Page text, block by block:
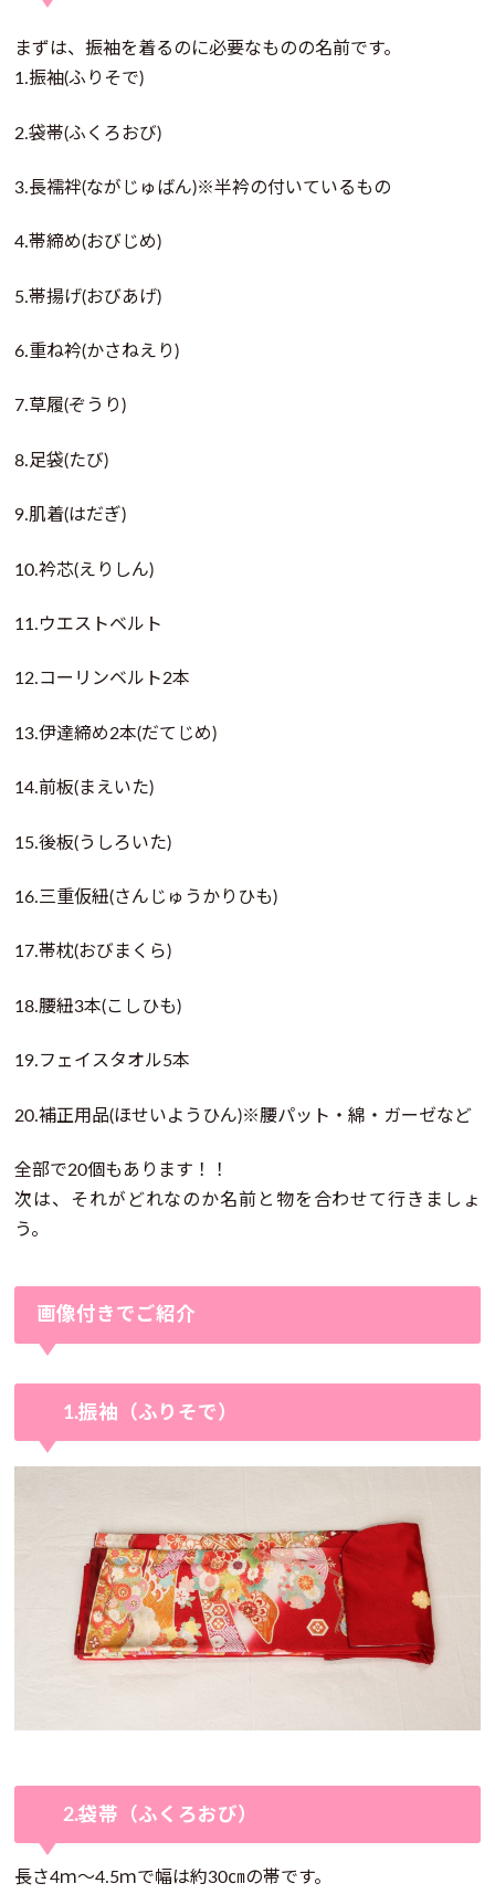
まずは、振袖を着るのに必要なものの名前です。
1.振袖(ふりそで)
2.袋帯(ふくろおび)
3.長襦袢(ながじゅばん)※半衿の付いているもの
4.帯締め(おびじめ)
5.帯揚げ(おびあげ)
6.重ね衿(かさねえり)
7.草履(ぞうり)
8.足袋(たび)
9.肌着(はだぎ)
10.衿芯(えりしん)
11.ウエストベルト
12.コーリンベルト2本
13.伊達締め2本(だてじめ)
14.前板(まえいた)
15.後板(うしろいた)
16.三重仮紐(さんじゅうかりひも)
17.帯枕(おびまくら)
18.腰紐3本(こしひも)
19.フェイスタオル5本
20.補正用品(ほせいようひん)※腰パット・綿・ガーゼなど
全部で20個もあります！！
次は、それがどれなのか名前と物を合わせて行きましょ
う。
画像付きでご紹介
1.振袖（ふりそで）
2.袋帯（ふくろおび）
長さ4ｍ～4.5ｍで幅は約30㎝の帯です。